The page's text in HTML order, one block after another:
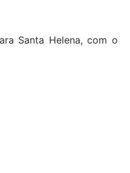
Santa Helena, com o